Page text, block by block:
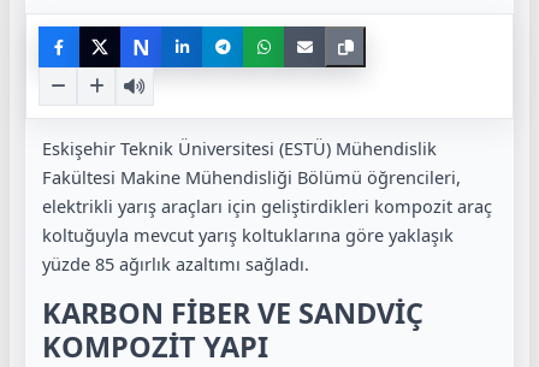
N
Eskişehir Teknik Üniversitesi (ESTÜ) Mühendislik
Fakültesi Makine Mühendisliği Bölümü öğrencileri,
elektrikli yarış araçları için geliştirdikleri kompozit araç
koltuğuyla mevcut yarış koltuklarına göre yaklaşık
yüzde 85 ağırlık azaltımı sağladı.
KARBON FİBER VE SANDVİÇ
KOMPOZİT YAPI